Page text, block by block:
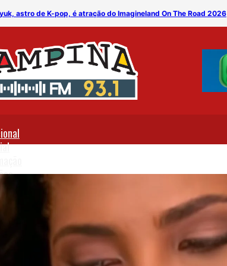
astro de K-pop, é atração do Imagineland On The Road 2026